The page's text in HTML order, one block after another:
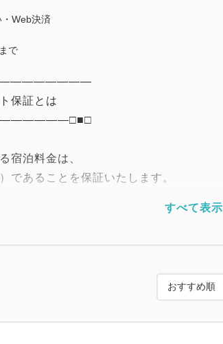
Web決済
で
保証とは
宿泊料金は、
であることを保証いたします。
すべて表示